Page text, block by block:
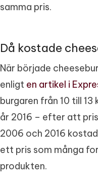
samma pris.
Då kostade
När började
enligt en artikel i
burgaren från 10 till
år 2016 – efter att
2006 och 2016
ett pris som många
produkten.